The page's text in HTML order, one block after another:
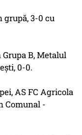
3-0 cu
B, Metalul
0-0.
AS FC Agricola
Comunal -